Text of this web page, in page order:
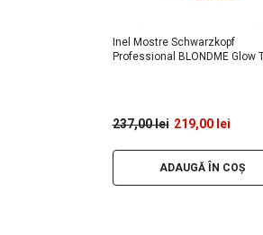
Inel Mostre Schwarzkopf
Professional BLONDME Glow
237,00 lei 219,00 lei
ADAUGĂ ÎN COȘ